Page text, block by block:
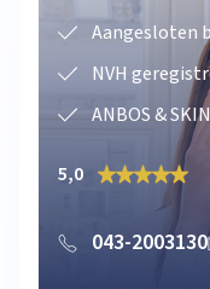
Aangesloten
NVH
ANBOS &
5,0
043-2003130